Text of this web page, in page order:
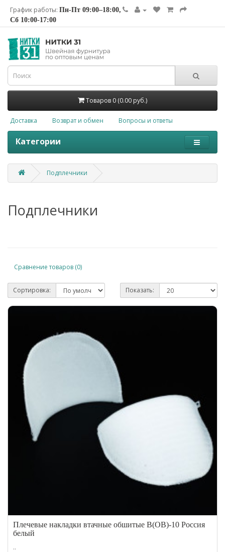
График работы: Пн-Пт 09:00–18:00,
Сб 10:00-17:00
Товаров 0 (0.00 руб.)
Доставка Возврат и обмен Вопросы и ответы
Категории
Подплечники
Подплечники
Сравнение товаров (0)
Сортировка: Показать:
Плечевые накладки втачные обшитые В(ОВ)-10 Россия
белый
..